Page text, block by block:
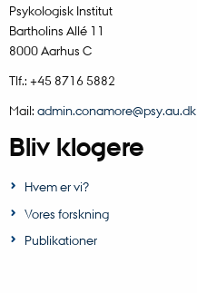
Psykologisk Institut
Bartholins Allé 11
8000 Aarhus C
Tlf.: +45 8716 5882
Mail: admin.conamore@psy.au.dk
Bliv klogere
Hvem er vi?
Vores forskning
Publikationer